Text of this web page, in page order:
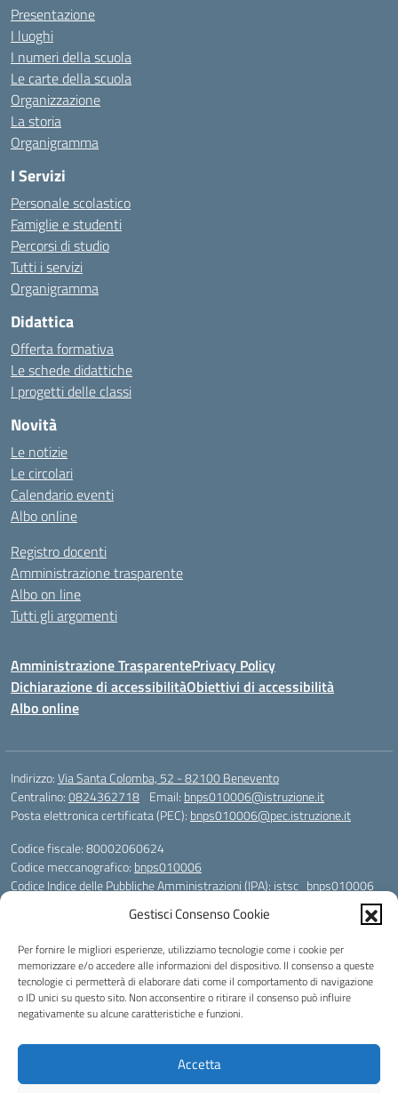
Gestisci Consenso Cookie
Per fornire le migliori esperienze, utilizziamo tecnologie come i cookie per
memorizzare e/o accedere alle informazioni del dispositivo. Il consenso a queste
tecnologie ci permetterà di elaborare dati come il comportamento di navigazione
o ID unici su questo sito. Non acconsentire o ritirare il consenso può influire
negativamente su alcune caratteristiche e funzioni.
Accetta
Presentazione
I luoghi
I numeri della scuola
Le carte della scuola
Organizzazione
La storia
Organigramma
I Servizi
Personale scolastico
Famiglie e studenti
Percorsi di studio
Tutti i servizi
Organigramma
Didattica
Offerta formativa
Le schede didattiche
I progetti delle classi
Novità
Le notizie
Le circolari
Calendario eventi
Albo online
Registro docenti
Amministrazione trasparente
Albo on line
Tutti gli argomenti
Amministrazione TrasparentePrivacy Policy
Dichiarazione di accessibilitàObiettivi di accessibilità
Albo online
Indirizzo:Via Santa Colomba, 52 - 82100 Benevento
Centralino:0824362718 Email: bnps010006@istruzione.it
Posta elettronica certificata (PEC): bnps010006@pec.istruzione.it
Codice fiscale: 80002060624
Codice meccanografico: bnps010006
Codice Indice delle Pubbliche Amministrazioni (IPA): istsc_bnps010006
Codice Univoco per le fatture elettroniche: UFHWS5
Liceo Scientifico "Gaetano Rummo"
Conto Corrente Bancario (C.C.B.):
IT17 H 03069 15003 100000046036
Conto Tesoreria
CODICE TESORERIA: TU-421-0310110
IBAN: IT 84 E 01000 04306 TU0000017891